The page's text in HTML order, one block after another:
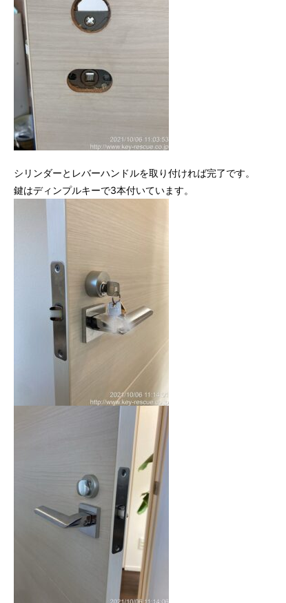
シリンダーとレバーハンドルを取り付ければ完了です。
鍵はディンプルキーで3本付いています。